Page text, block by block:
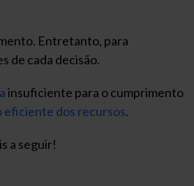
Entretanto, para
de cada decisão.
insuficiente para o cumprimento
eficiente dos recursos.
a seguir!